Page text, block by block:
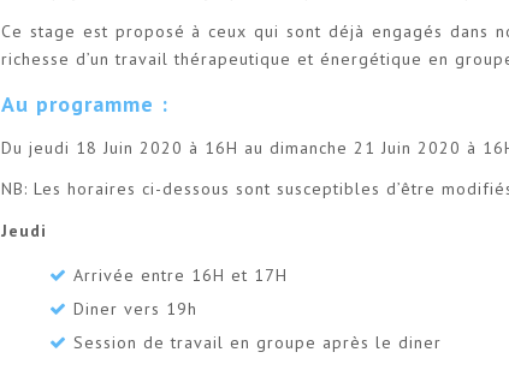
Ce stage est proposé à ceux qui sont déjà engagés dans
richesse d’un travail thérapeutique et énergétique en
Au programme :
Du jeudi 18 Juin 2020 à 16H au dimanche 21 Juin 2020 à
NB: Les horaires ci-dessous sont susceptibles d’être
Jeudi
Arrivée entre 16H et 17H
Diner vers 19h
Session de travail en groupe après le diner